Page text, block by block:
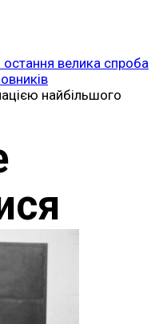
велика спроба
найбільшого